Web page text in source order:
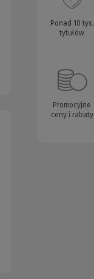
Ponad 10 tys.
tytułów
Promocyjne
ceny i rabaty